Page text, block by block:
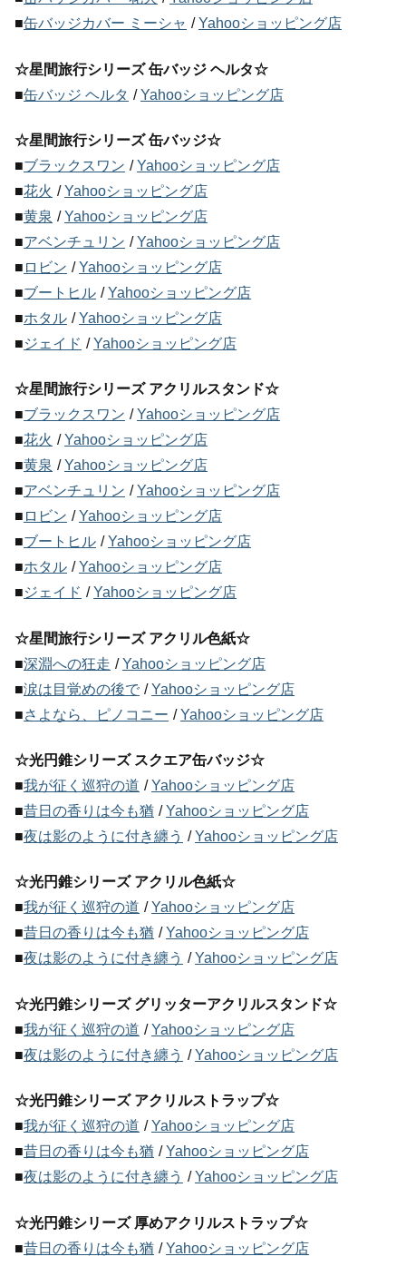
■缶バッジカバー ミーシャ /Yahooショッピング店
☆星間旅行シリーズ 缶バッジ ヘルタ☆
■缶バッジ ヘルタ /Yahooショッピング店
☆星間旅行シリーズ 缶バッジ☆
■ブラックスワン /Yahooショッピング店
■花火 /Yahooショッピング店
■黄泉 /Yahooショッピング店
■アベンチュリン /Yahooショッピング店
■ ロビン /Yahooショッピング店
■ブートヒル /Yahooショッピング店
■ホタル /Yahooショッピング店
■ジェイド /Yahooショッピング店
☆星間旅行シリーズ アクリルスタンド☆
■ブラックスワン /Yahooショッピング店
■花火 /Yahooショッピング店
■黄泉 /Yahooショッピング店
■アベンチュリン /Yahooショッピング店
■ ロビン /Yahooショッピング店
■ブートヒル /Yahooショッピング店
■ホタル /Yahooショッピング店
■ジェイド /Yahooショッピング店
☆星間旅行シリーズ アクリル色紙☆
■深淵への狂走 /Yahooショッピング店
■涙は目覚めの後で /Yahooショッピング店
■さよなら、ピノコニー /Yahooショッピング店
☆光円錐シリーズ スクエア缶バッジ☆
■我が征く巡狩の道 /Yahooショッピング店
■昔日の香りは今も猶 /Yahooショッピング店
■夜は影のように付き纏う /Yahooショッピング店
☆光円錐シリーズ アクリル色紙☆
■我が征く巡狩の道 / Yahooショッピング店
■昔日の香りは今も猶 / Yahooショッピング店
■夜は影のように付き纏う / Yahooショッピング店
☆光円錐シリーズ グリッターアクリルスタンド☆
■我が征く巡狩の道 /Yahooショッピング店
■夜は影のように付き纏う /Yahooショッピング店
☆光円錐シリーズ アクリルストラップ☆
■我が征く巡狩の道 /Yahooショッピング店
■昔日の香りは今も猶 /Yahooショッピング店
■夜は影のように付き纏う /Yahooショッピング店
☆光円錐シリーズ 厚めアクリルストラップ☆
■昔日の香りは今も猶 /Yahooショッピング店